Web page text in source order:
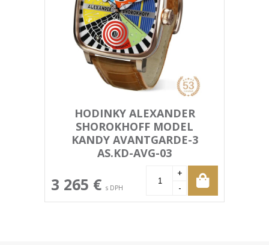
HODINKY ALEXANDER
SHOROKHOFF MODEL
KANDY AVANTGARDE-3
AS.KD-AVG-03
3 265 € s DPH -
+